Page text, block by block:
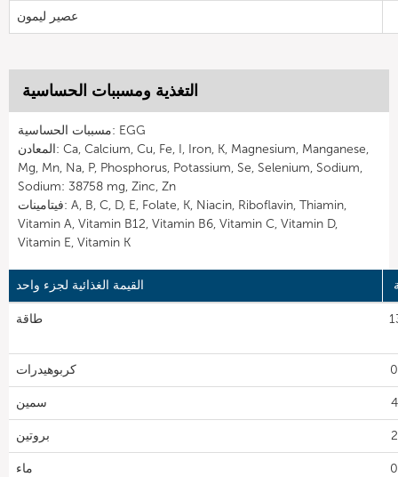
عصير ليمون
التغذية ومسببات الحساسية
مسببات الحساسية: EGG
المعادن: Ca, Calcium, Cu, Fe, I, Iron, K, Magnesium, Manganese,
Mg, Mn, Na, P, Phosphorus, Potassium, Se, Selenium, Sodium,
Sodium: 38758 mg, Zinc, Zn
فيتامينات: A, B, C, D, E, Folate, K, Niacin, Riboflavin, Thiamin,
Vitamin A, Vitamin B12, Vitamin B6, Vitamin C, Vitamin D,
Vitamin E, Vitamin K
القيمة الغذائية لجزء واحد
طاقة
كربوهيدرات
سمين
بروتين
ماء